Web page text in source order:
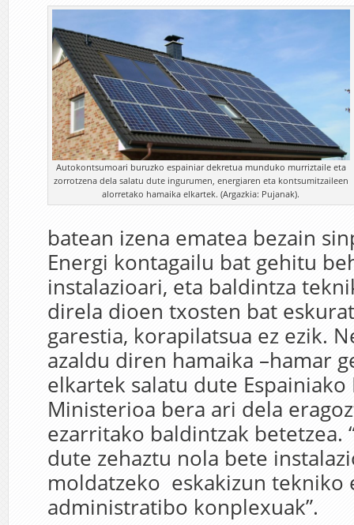
Autokontsumoari buruzko espainiar dekretua munduko murriztaile eta
zorrotzena dela salatu dute ingurumen, energiaren eta kontsumitzaileen
alorretako hamaika elkartek. (Argazkia: Pujanak).
batean izena ematea bezain
Energi kontagailu bat gehitu
instalazioari, eta baldintza
direla dioen txosten bat
garestia, korapilatsua ez ezik.
azaldu diren hamaika –hamar
elkartek salatu dute
Ministerioa bera ari dela
ezarritako baldintzak betetzea.
dute zehaztu nola bete
moldatzeko eskakizun tekniko
administratibo konplexuak”.